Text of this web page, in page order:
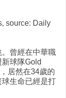
source: Daily
曾經在中華職
球隊Gold
居然在34歲的
生命已經是打